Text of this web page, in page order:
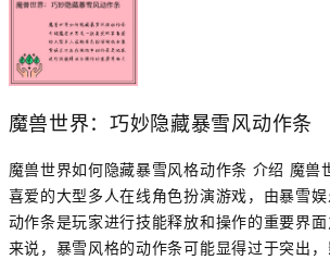
魔兽世界：巧妙隐藏暴雪风动作条
魔兽世界如何隐藏暴雪风格动作条 介绍 魔兽
喜爱的大型多人在线角色扮演游戏，由暴雪娱
动作条是玩家进行技能释放和操作的重要界
来说，暴雪风格的动作条可能显得过于突出